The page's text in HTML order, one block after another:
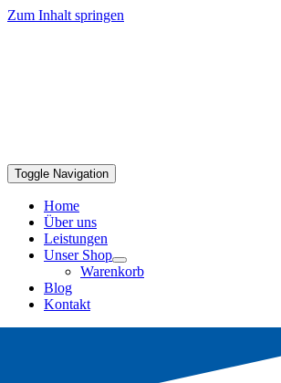
Zum Inhalt springen
Toggle Navigation
Home
Über uns
Leistungen
Unser Shop
Warenkorb
Blog
Kontakt